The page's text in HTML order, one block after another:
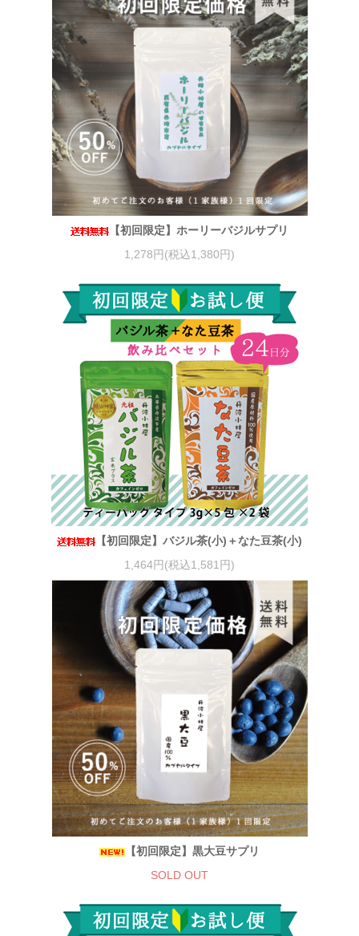
【初回限定】ホーリーバジルサプリ
1,278円(税込1,380円)
【初回限定】バジル茶(小)＋なた豆茶(小)
1,464円(税込1,581円)
【初回限定】黒大豆サプリ
SOLD OUT